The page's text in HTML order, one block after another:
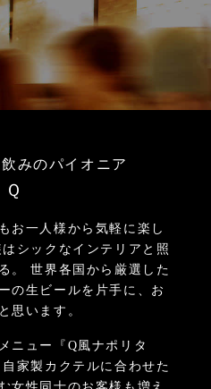
飲みのパイオニア
一人様から気軽に楽し
はシックなインテリアと照
。
世界各国から厳選した
の生ビールを片手に、お
思います。
ニュー『Q風ナポリタ
家製カクテルに合わせた